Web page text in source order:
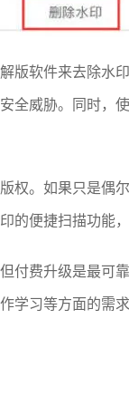
版软件来去除水
全威胁。同时，
权。如果只是偶
便捷扫描功能
付费升级是最可
习等方面的需